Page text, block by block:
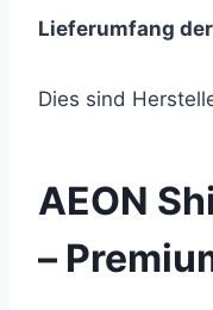
Lieferumfang
Dies sind
AEON
–